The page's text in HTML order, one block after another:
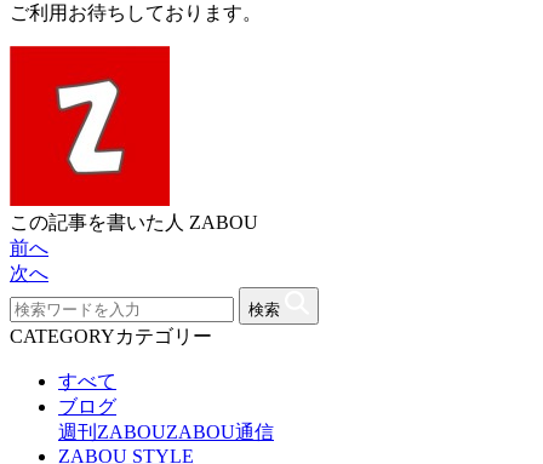
ご利用お待ちしております。
この記事を書いた人 ZABOU
前へ
次へ
検索
CATEGORYカテゴリー
すべて
ブログ
週刊ZABOUZABOU通信
ZABOU STYLE